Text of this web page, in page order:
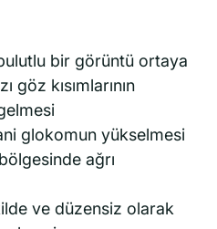
bir görüntü ortaya
göz kısımlarının
glokomun yükselmesi
ağrı
ve düzensiz olarak